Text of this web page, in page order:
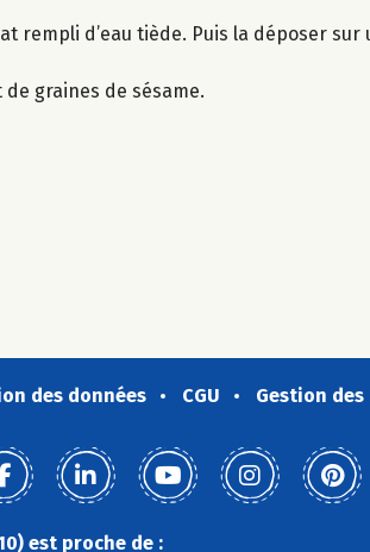
rempli d’eau tiède. Puis la déposer sur
graines de sésame.
des données CGU Gestion des
est proche de :